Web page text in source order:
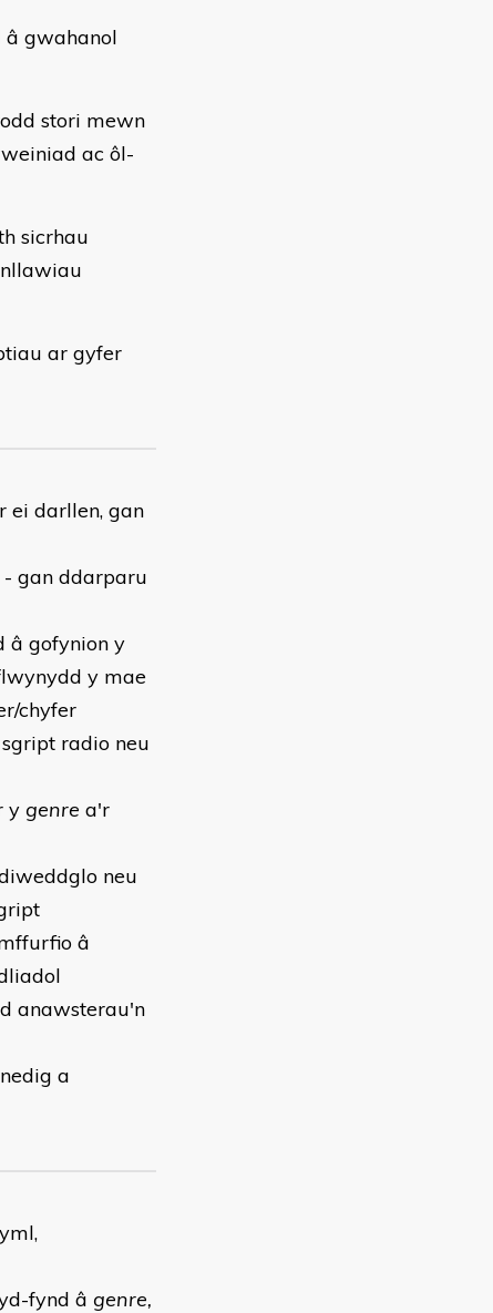
gwahanol
stori mewn
ac ôl-
sicrhau
ar gyfer
ei darllen, gan
gan ddarparu
â gofynion y
y mae
chyfer
radio neu
y genre a'r
neu
â
anawsterau'n
a
fynd â genre,